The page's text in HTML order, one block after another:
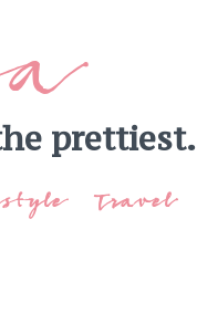
prettiest.
Travel